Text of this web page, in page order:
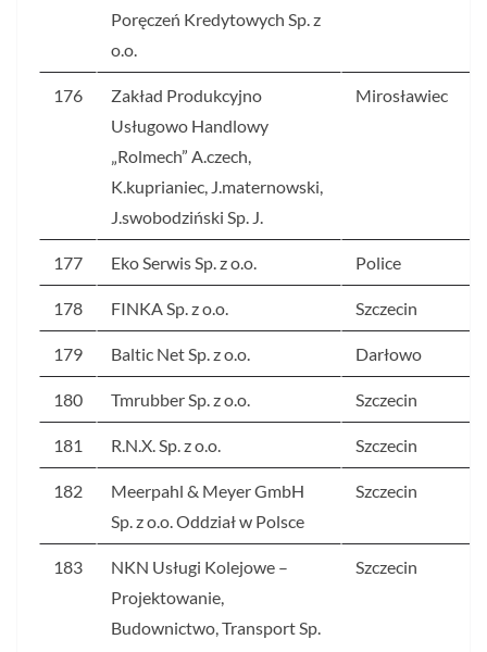
Poręczeń Kredytowych Sp. z
o.o.
176
Zakład Produkcyjno
Usługowo Handlowy
„Rolmech” A.czech,
K.kuprianiec, J.maternowski,
J.swobodziński Sp. J.
Mirosławiec
177 Eko Serwis Sp. z o.o. Police
178 FINKA Sp. z o.o. Szczecin
179 Baltic Net Sp. z o.o. Darłowo
180 Tmrubber Sp. z o.o. Szczecin
181 R.N.X. Sp. z o.o. Szczecin
182
Meerpahl & Meyer GmbH
Sp. z o.o. Oddział w Polsce
Szczecin
183
NKN Usługi Kolejowe –
Projektowanie,
Budownictwo, Transport Sp.
Szczecin